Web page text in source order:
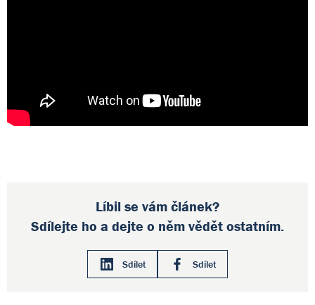
Líbil se vám článek?
Sdílejte ho a dejte o něm vědět ostatním.
Sdílet Sdílet